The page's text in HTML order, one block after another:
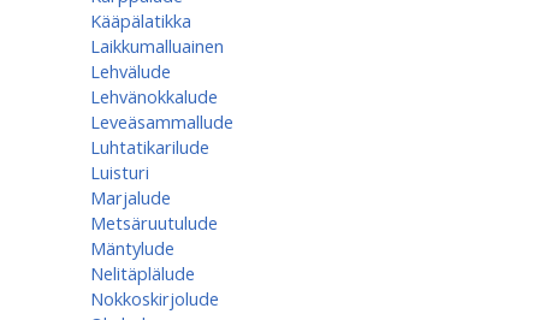
Kääpälatikka
Laikkumalluainen
Lehvälude
Lehvänokkalude
Leveäsammallude
Luhtatikarilude
Luisturi
Marjalude
Metsäruutulude
Mäntylude
Nelitäplälude
Nokkoskirjolude